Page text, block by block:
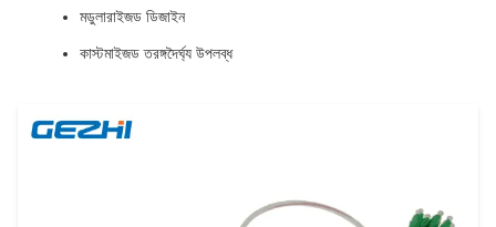
মডুলারাইজড ডিজাইন
কাস্টমাইজড তরঙ্গদৈর্ঘ্য উপলব্ধ